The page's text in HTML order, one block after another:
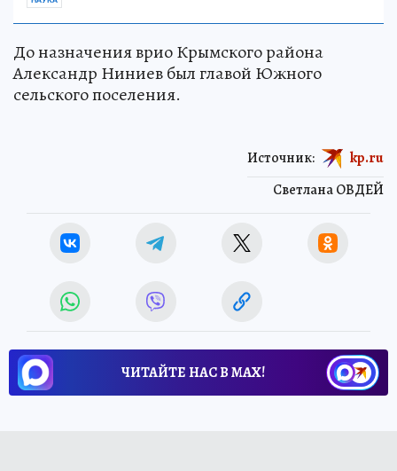
До назначения врио Крымского района
Александр Ниниев был главой Южного
сельского поселения.
Светлана ОВДЕЙ
Источник: kp.ru
ЧИТАЙТЕ НАС В МАХ!